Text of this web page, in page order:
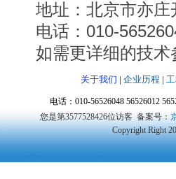
地址‌：北京市亦
电话‌：010-
如需更详细的技
关于我们 | 企业历程 |
电话：010-56526048 56526012
您是第3577528426位访客 备案号：
Copyright Right